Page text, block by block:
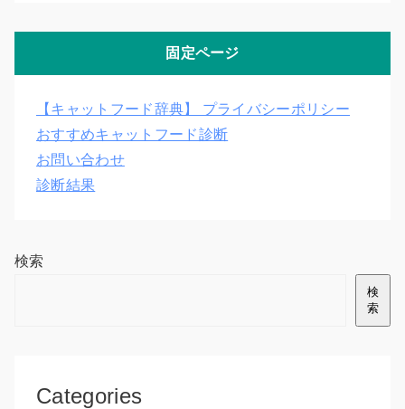
固定ページ
【キャットフード辞典】 プライバシーポリシー
おすすめキャットフード診断
お問い合わせ
診断結果
検索
検
索
Categories